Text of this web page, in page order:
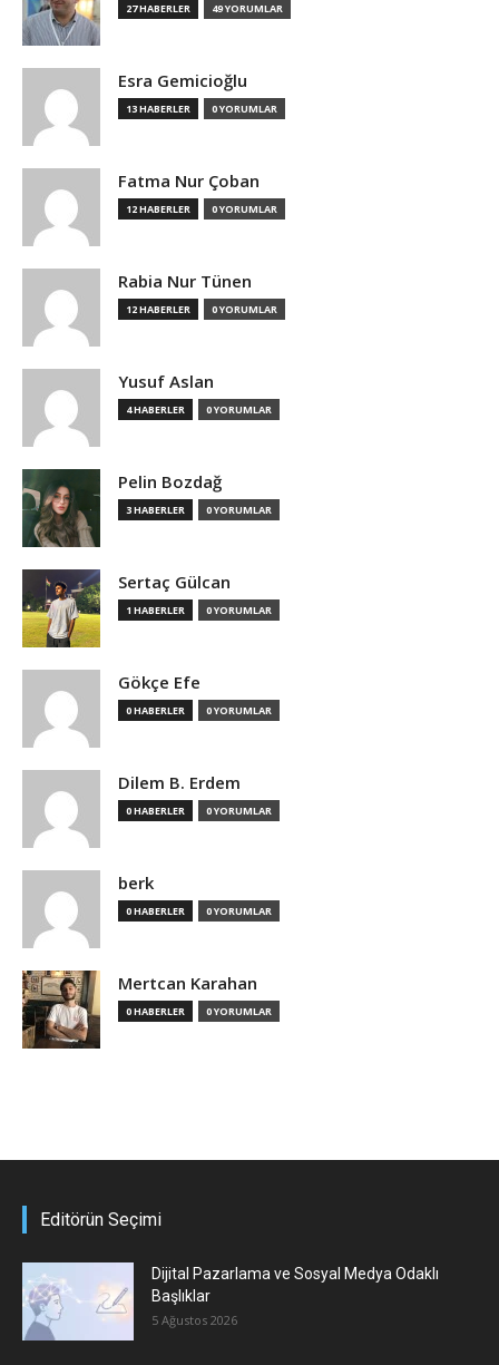
27 HABERLER 49 YORUMLAR
Esra Gemicioğlu
13 HABERLER 0 YORUMLAR
Fatma Nur Çoban
12 HABERLER 0 YORUMLAR
Rabia Nur Tünen
12 HABERLER 0 YORUMLAR
Yusuf Aslan
4 HABERLER 0 YORUMLAR
Pelin Bozdağ
3 HABERLER 0 YORUMLAR
Sertaç Gülcan
1 HABERLER 0 YORUMLAR
Gökçe Efe
0 HABERLER 0 YORUMLAR
Dilem B. Erdem
0 HABERLER 0 YORUMLAR
berk
0 HABERLER 0 YORUMLAR
Mertcan Karahan
0 HABERLER 0 YORUMLAR
Editörün Seçimi
Dijital Pazarlama ve Sosyal Medya Odaklı
Başlıklar
5 Ağustos 2026